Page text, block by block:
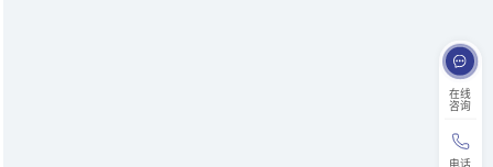
在线
咨询
电话